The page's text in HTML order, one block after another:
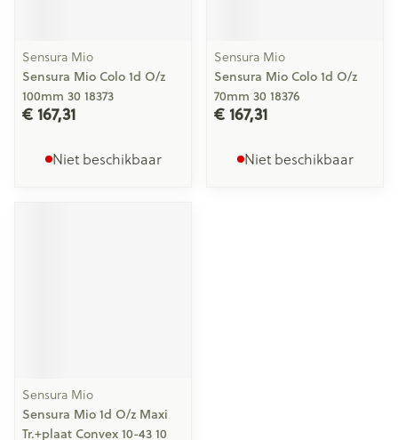
Sensura Mio
Sensura Mio Colo 1d O/z
100mm 30 18373
€ 167,31
Niet beschikbaar
Sensura Mio
Sensura Mio Colo 1d O/z
70mm 30 18376
€ 167,31
Niet beschikbaar
Sensura Mio
Sensura Mio 1d O/z Maxi
Tr.+plaat Convex 10-43 10